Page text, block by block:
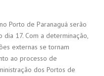
Porto de Paranaguá serão
dia 17. Com a determinação,
externas se tornam
ao processo de
dos Portos de